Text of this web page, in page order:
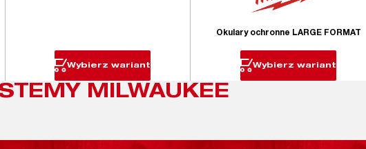
Wybierz wariant
Okulary ochronne LARGE FORMAT
Wybierz wariant
MILWAUKEE